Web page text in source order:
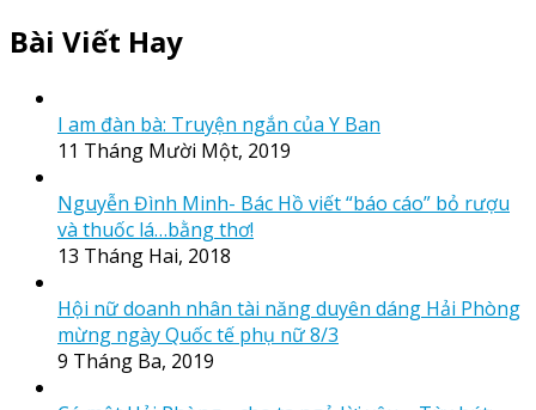
Bài Viết Hay
I am đàn bà: Truyện ngắn của Y Ban
11 Tháng Mười Một, 2019
Nguyễn Đình Minh- Bác Hồ viết “báo cáo” bỏ rượu
và thuốc lá…bằng thơ!
13 Tháng Hai, 2018
Hội nữ doanh nhân tài năng duyên dáng Hải Phòng
mừng ngày Quốc tế phụ nữ 8/3
9 Tháng Ba, 2019